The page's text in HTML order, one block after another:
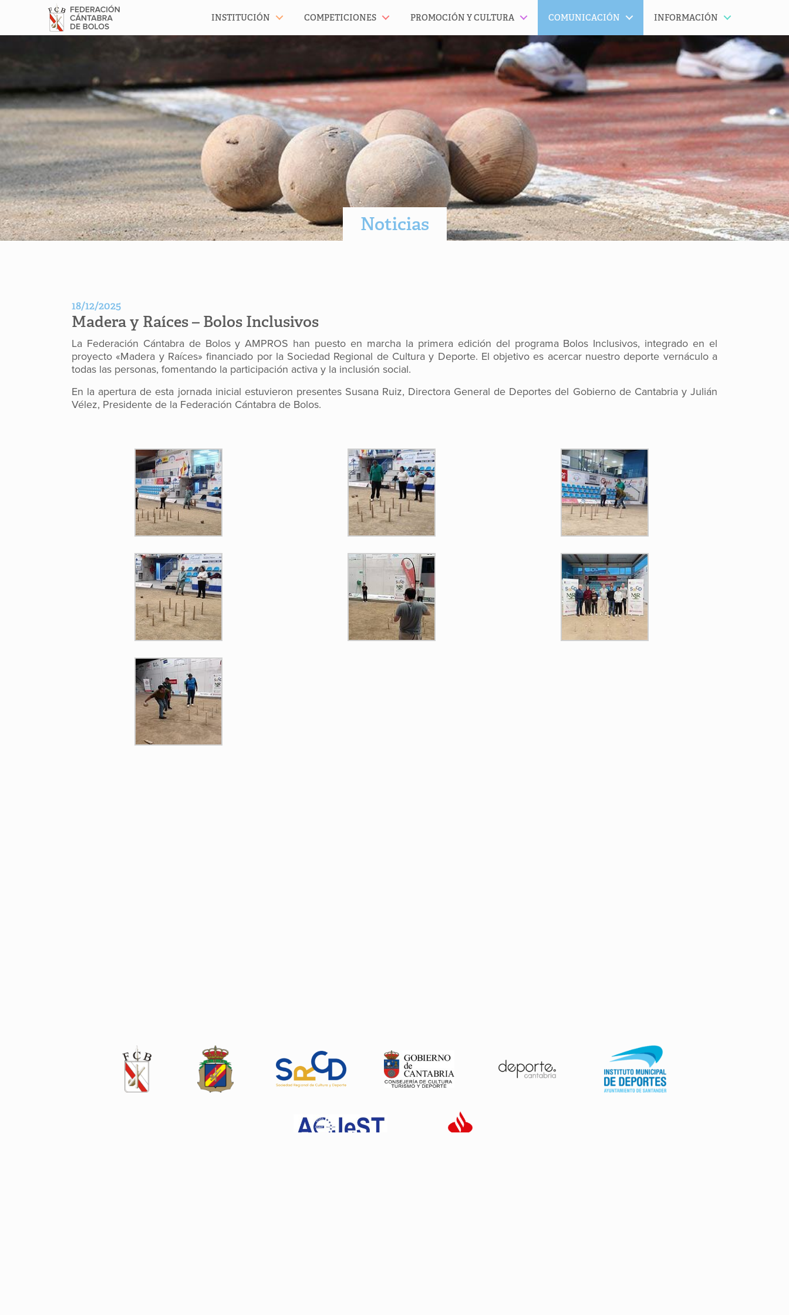
INSTITUCIÓN COMPETICIONES PROMOCIÓN Y CULTURA COMUNICACIÓN INFORMACIÓN
Noticias
18/12/2025
Madera y Raíces – Bolos Inclusivos
La Federación Cántabra de Bolos y AMPROS han puesto en marcha la primera edición del programa Bolos Inclusivos, integrado en el
proyecto «Madera y Raíces» financiado por la Sociedad Regional de Cultura y Deporte. El objetivo es acercar nuestro deporte vernáculo a
todas las personas, fomentando la participación activa y la inclusión social.
En la apertura de esta jornada inicial estuvieron presentes Susana Ruiz, Directora General de Deportes del Gobierno de Cantabria y Julián
Vélez, Presidente de la Federación Cántabra de Bolos.